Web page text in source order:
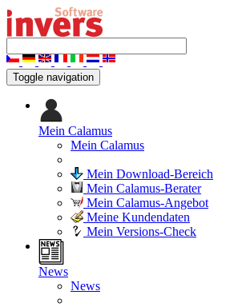
Toggle navigation
Mein Calamus
Mein Calamus
Mein Download-Bereich
Mein Calamus-Berater
Mein Calamus-Angebot
Meine Kundendaten
Mein Versions-Check
News
News